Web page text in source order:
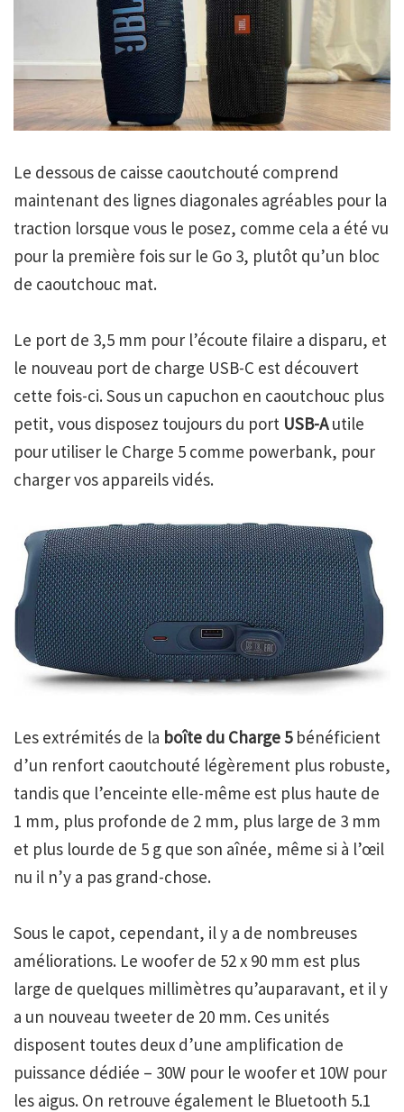
Le dessous de caisse caoutchouté comprend
maintenant des lignes diagonales agréables pour la
traction lorsque vous le posez, comme cela a été vu
pour la première fois sur le Go 3, plutôt qu’un bloc
de caoutchouc mat.
Le port de 3,5 mm pour l’écoute filaire a disparu, et
le nouveau port de charge USB-C est découvert
cette fois-ci. Sous un capuchon en caoutchouc plus
petit, vous disposez toujours du port USB-Autile
pour utiliser le Charge 5 comme powerbank, pour
charger vos appareils vidés.
Les extrémités de la boîte du Charge 5bénéficient
d’un renfort caoutchouté légèrement plus robuste,
tandis que l’enceinte elle-même est plus haute de
1 mm, plus profonde de 2 mm, plus large de 3 mm
et plus lourde de 5 g que son aînée, même si à l’œil
nu il n’y a pas grand-chose.
Sous le capot, cependant, il y a de nombreuses
améliorations. Le woofer de 52 x 90 mm est plus
large de quelques millimètres qu’auparavant, et il y
a un nouveau tweeter de 20 mm. Ces unités
disposent toutes deux d’une amplification de
puissance dédiée – 30W pour le woofer et 10W pour
les aigus. On retrouve également le Bluetooth 5.1